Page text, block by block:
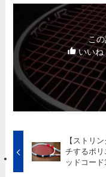
こ
いいね
【ストリ
チするポ
ッドコード